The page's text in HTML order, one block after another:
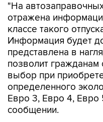
"На
отражена
классе такого
Информация будет
представлена в
позволит гражданам
выбор при
определенного
Евро 3, Евро 4, Евро
сообщении.